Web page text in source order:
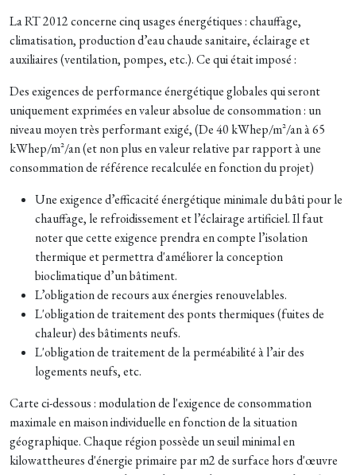
La RT 2012 concerne cinq usages énergétiques : chauffage,
climatisation, production d’eau chaude sanitaire, éclairage et
auxiliaires (ventilation, pompes, etc.). Ce qui était imposé :
Des exigences de performance énergétique globales qui seront
uniquement exprimées en valeur absolue de consommation : un
niveau moyen très performant exigé, (De 40 kWhep/m²/an à 65
kWhep/m²/an (et non plus en valeur relative par rapport à une
consommation de référence recalculée en fonction du projet)
Une exigence d’efficacité énergétique minimale du bâti pour le
chauffage, le refroidissement et l’éclairage artificiel. Il faut
noter que cette exigence prendra en compte l’isolation
thermique et permettra d'améliorer la conception
bioclimatique d’un bâtiment.
L’obligation de recours aux énergies renouvelables.
L'obligation de traitement des ponts thermiques (fuites de
chaleur) des bâtiments neufs.
L'obligation de traitement de la perméabilité à l’air des
logements neufs, etc.
Carte ci-dessous : modulation de l'exigence de consommation
maximale en maison individuelle en fonction de la situation
géographique. Chaque région possède un seuil minimal en
kilowattheures d'énergie primaire par m2 de surface hors d'œuvre